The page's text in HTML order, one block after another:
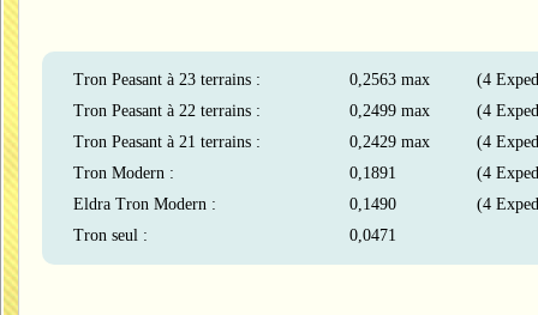
Tron Peasant à 23 terrains : 0,2563 max
(4
Tron Peasant à 22 terrains :
0,2499 max
(4
Tron Peasant à 21 terrains :
0,2429 max
(4
Tron Modern :
0,1891
(4
Eldra Tron Modern :
0,1490
(4
Tron seul :
0,0471